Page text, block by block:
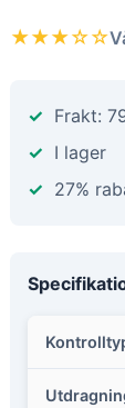
★★★☆☆
Frakt:
I lager
27%